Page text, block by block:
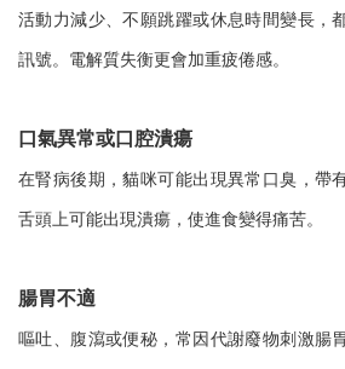
活動力減少、不願跳躍或休息時間變長，
訊號。電解質失衡更會加重疲倦感。
口氣異常或口腔潰瘍
在腎病後期，貓咪可能出現異常口臭，帶
舌頭上可能出現潰瘍，使進食變得痛苦。
腸胃不適
嘔吐、腹瀉或便秘，常因代謝廢物刺激腸